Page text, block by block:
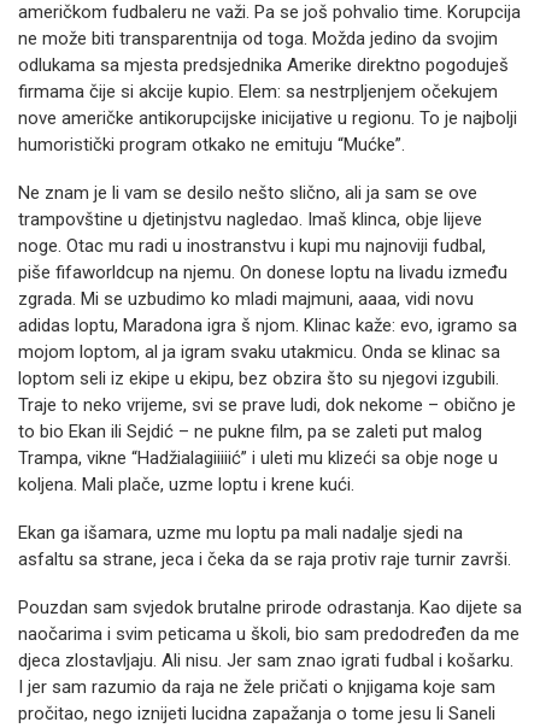
američkom fudbaleru ne važi. Pa se još pohvalio time. Korupcija
ne može biti transparentnija od toga. Možda jedino da svojim
odlukama sa mjesta predsjednika Amerike direktno pogoduješ
firmama čije si akcije kupio. Elem: sa nestrpljenjem očekujem
nove američke antikorupcijske inicijative u regionu. To je najbolji
humoristički program otkako ne emituju “Mućke”.
Ne znam je li vam se desilo nešto slično, ali ja sam se ove
trampovštine u djetinjstvu nagledao. Imaš klinca, obje lijeve
noge. Otac mu radi u inostranstvu i kupi mu najnoviji fudbal,
piše fifaworldcup na njemu. On donese loptu na livadu između
zgrada. Mi se uzbudimo ko mladi majmuni, aaaa, vidi novu
adidas loptu, Maradona igra š njom. Klinac kaže: evo, igramo sa
mojom loptom, al ja igram svaku utakmicu. Onda se klinac sa
loptom seli iz ekipe u ekipu, bez obzira što su njegovi izgubili.
Traje to neko vrijeme, svi se prave ludi, dok nekome – obično je
to bio Ekan ili Sejdić – ne pukne film, pa se zaleti put malog
Trampa, vikne “Hadžialagiiiiić” i uleti mu klizeći sa obje noge u
koljena. Mali plače, uzme loptu i krene kući.
Ekan ga išamara, uzme mu loptu pa mali nadalje sjedi na
asfaltu sa strane, jeca i čeka da se raja protiv raje turnir završi.
Pouzdan sam svjedok brutalne prirode odrastanja. Kao dijete sa
naočarima i svim peticama u školi, bio sam predodređen da me
djeca zlostavljaju. Ali nisu. Jer sam znao igrati fudbal i košarku.
I jer sam razumio da raja ne žele pričati o knjigama koje sam
pročitao, nego iznijeti lucidna zapažanja o tome jesu li Saneli